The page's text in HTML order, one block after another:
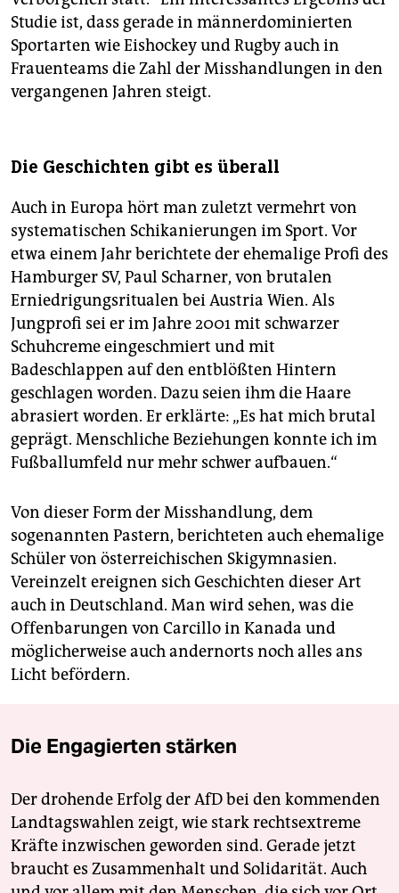
Studie ist, dass gerade in männerdominierten
Sportarten wie Eishockey und Rugby auch in
Frauenteams die Zahl der Misshandlungen in den
vergangenen Jahren steigt.
Die Geschichten gibt es überall
Auch in Europa hört man zuletzt vermehrt von
systematischen Schikanierungen im Sport. Vor
etwa einem Jahr berichtete der ehemalige Profi des
Hamburger SV, Paul Scharner, von brutalen
Erniedrigungsritualen bei Austria Wien. Als
Jungprofi sei er im Jahre 2001 mit schwarzer
Schuhcreme eingeschmiert und mit
Badeschlappen auf den entblößten Hintern
geschlagen worden. Dazu seien ihm die Haare
abrasiert worden. Er erklärte: „Es hat mich brutal
geprägt. Menschliche Beziehungen konnte ich im
Fußballumfeld nur mehr schwer aufbauen.“
Von dieser Form der Misshandlung, dem
sogenannten Pastern, berichteten auch ehemalige
Schüler von österreichischen Skigymnasien.
Vereinzelt ereignen sich Geschichten dieser Art
auch in Deutschland. Man wird sehen, was die
Offenbarungen von Carcillo in Kanada und
möglicherweise auch andernorts noch alles ans
Licht befördern.
Die Engagierten stärken
Der drohende Erfolg der AfD bei den kommenden
Landtagswahlen zeigt, wie stark rechtsextreme
Kräfte inzwischen geworden sind. Gerade jetzt
braucht es Zusammenhalt und Solidarität. Auch